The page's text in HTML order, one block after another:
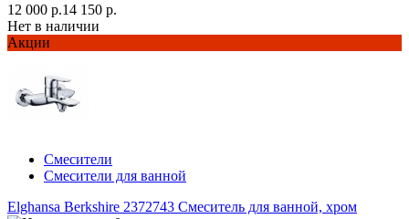
12 000 р.14 150 р.
Нет в наличии
Акции
Смесители
Смесители для ванной
Elghansa Berkshire 2372743 Смеситель для ванной, хром